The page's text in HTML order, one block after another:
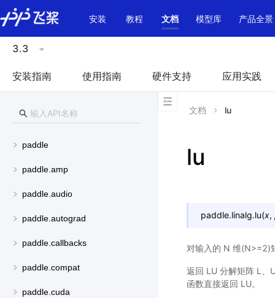
\u200E
安装
教程 文档 模型库 产品全景
3.3
安装指南 使用指南 硬件支持 应用实践
paddle
paddle.amp
paddle.audio
paddle.autograd
paddle.callbacks
paddle.compat
paddle.cuda
文档 lu
lu
paddle.linalg.lu(x,
对输入的 N 维(N>=2)
返回 LU 分解矩阵 L、
函数直接返回 LU。